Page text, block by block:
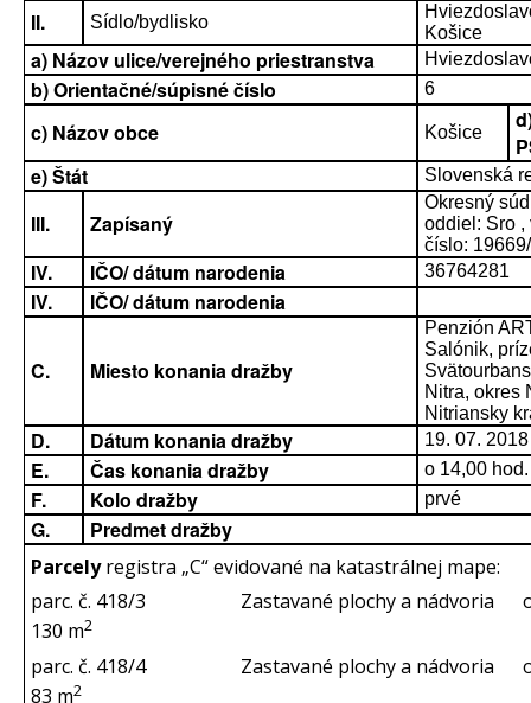
II. Sídlo/bydlisko
Košice
a) Názov ulice/verejného priestranstva
b) Orientačné/súpisné číslo 6
c) Názov obce Košice
e) Štát
Slovenská
III. Zapísaný
Okresný
oddiel: Sro ,
číslo:
IV. IČO/ dátum narodenia 36764281
IV. IČO/ dátum narodenia
C. Miesto konania dražby
Penzión
Salónik,
Nitra, okres
Nitriansky
D. Dátum konania dražby 19. 07. 2018
E. Čas konania dražby o 14,00 hod.
F. Kolo dražby prvé
G. Predmet dražby
Parcelyregistra „C“ evidované na katastrálnej mape:
parc. č. 418/3 Zastavané plochy a nádvoria o
130 m2
parc. č. 418/4 Zastavané plochy a nádvoria o
83 m2